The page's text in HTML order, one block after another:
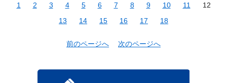
1 2 3 4 5 6 7 8 9 10 11
12
13
14 15 16 17 18
前のページへ 次のページへ